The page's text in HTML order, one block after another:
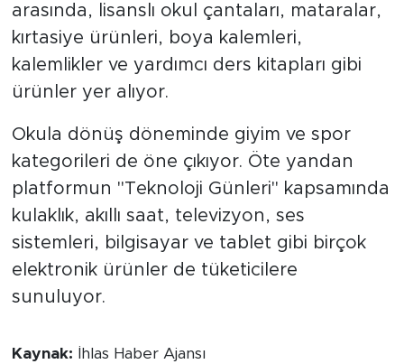
arasında, lisanslı okul çantaları, mataralar,
kırtasiye ürünleri, boya kalemleri,
kalemlikler ve yardımcı ders kitapları gibi
ürünler yer alıyor.
Okula dönüş döneminde giyim ve spor
kategorileri de öne çıkıyor. Öte yandan
platformun "Teknoloji Günleri" kapsamında
kulaklık, akıllı saat, televizyon, ses
sistemleri, bilgisayar ve tablet gibi birçok
elektronik ürünler de tüketicilere
sunuluyor.
Kaynak: İhlas Haber Ajansı